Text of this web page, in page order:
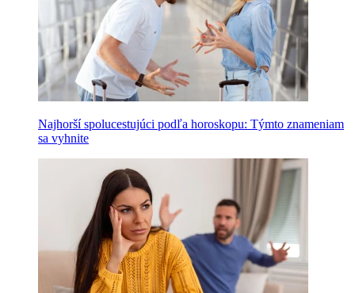
Najhorší spolucestujúci podľa horoskopu: Týmto znameniam
sa vyhnite